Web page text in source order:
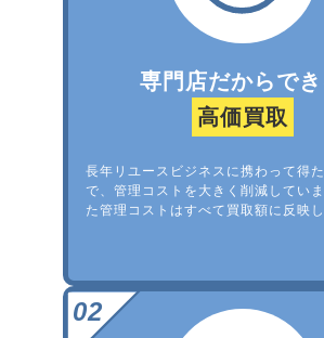
専門店だからでき
高価買取
長年リユースビジネスに携わって得
で、管理コストを大きく削減してい
た管理コストはすべて買取額に反映し